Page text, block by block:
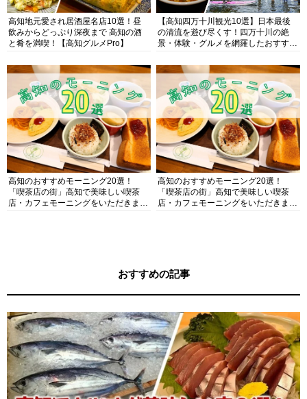
高知地元愛され居酒屋名店10選！昼
飲みからどっぷり深夜まで 高知の酒
と肴を満喫！【高知グルメPro】
【高知四万十川観光10選】日本最後
の清流を遊び尽くす！四万十川の絶
景・体験・グルメを網羅したおすすめ
高知のおすすめモーニング20選！
「喫茶店の街」高知で美味しい喫茶
店・カフェモーニングをいただきま
高知のおすすめモーニング20選！
「喫茶店の街」高知で美味しい喫茶
店・カフェモーニングをいただきま
おすすめの記事